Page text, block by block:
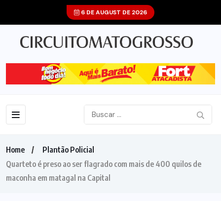
6 DE AUGUST DE 2026
Home
Plantão Policial
Quarteto é preso ao ser flagrado com mais de 400 quilos de
maconha em matagal na Capital